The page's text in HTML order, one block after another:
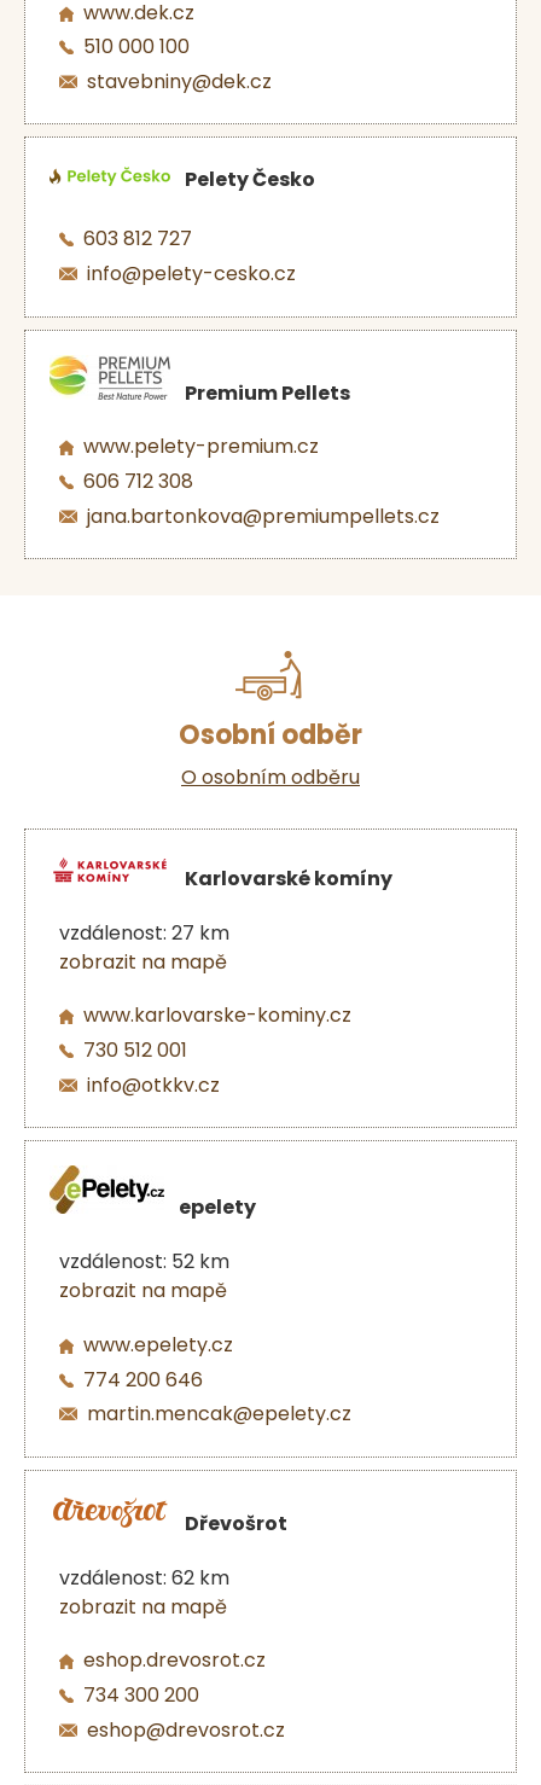
www.dek.cz
510 000 100
stavebniny@dek.cz
Pelety Česko
603 812 727
info@pelety-cesko.cz
Premium Pellets
www.pelety-premium.cz
606 712 308
jana.bartonkova@premiumpellets.cz
Osobní odběr
O osobním odběru
Karlovarské komíny
vzdálenost: 27 km
zobrazit na mapě
www.karlovarske-kominy.cz
730 512 001
info@otkkv.cz
epelety
vzdálenost: 52 km
zobrazit na mapě
www.epelety.cz
774 200 646
martin.mencak@epelety.cz
Dřevošrot
vzdálenost: 62 km
zobrazit na mapě
eshop.drevosrot.cz
734 300 200
eshop@drevosrot.cz